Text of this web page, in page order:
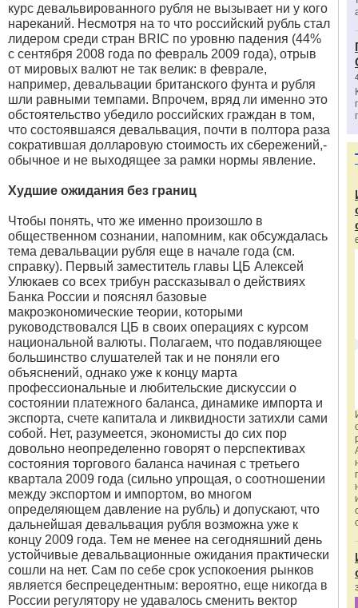
курс девальвированного рубля не вызывает ни у кого
нареканий. Несмотря на то что российский рубль стал
лидером среди стран BRIC по уровню падения (44%
с сентября 2008 года по февраль 2009 года), отрыв
от мировых валют не так велик: в феврале,
например, девальвации британского фунта и рубля
шли равными темпами. Впрочем, вряд ли именно это
обстоятельство убедило российских граждан в том,
что состоявшаяся девальвация, почти в полтора раза
сократившая долларовую стоимость их сбережений,-
обычное и не выходящее за рамки нормы явление.
Худшие ожидания без границ
Чтобы понять, что же именно произошло в
общественном сознании, напомним, как обсуждалась
тема девальвации рубля еще в начале года (см.
справку). Первый заместитель главы ЦБ Алексей
Улюкаев со всех трибун рассказывал о действиях
Банка России и пояснял базовые
макроэкономические теории, которыми
руководствовался ЦБ в своих операциях с курсом
национальной валюты. Полагаем, что подавляющее
большинство слушателей так и не поняли его
объяснений, однако уже к концу марта
профессиональные и любительские дискуссии о
состоянии платежного баланса, динамике импорта и
экспорта, счете капитала и ликвидности затихли сами
собой. Нет, разумеется, экономисты до сих пор
довольно неопределенно говорят о перспективах
состояния торгового баланса начиная с третьего
квартала 2009 года (сильно упрощая, о соотношении
между экспортом и импортом, во многом
определяющем давление на рубль) и допускают, что
дальнейшая девальвация рубля возможна уже к
концу 2009 года. Тем не менее на сегодняшний день
устойчивые девальвационные ожидания практически
сошли на нет. Сам по себе срок успокоения рынков
является беспрецедентным: вероятно, еще никогда в
России регулятору не удавалось сменить вектор